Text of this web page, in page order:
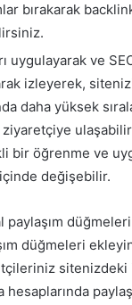
bırakarak
uygulayarak ve SEO
izleyerek,
daha yüksek
bir öğrenme ve
değişebilir.
paylaşım
düğmeleri
sitenizdeki
hesaplarında